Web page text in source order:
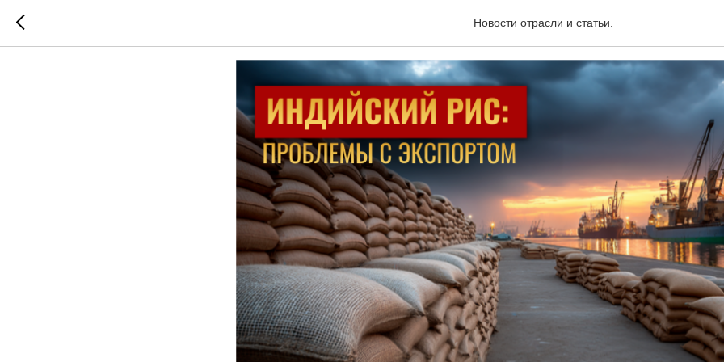
Новости отрасли и статьи.
Экспорт риса из Индии